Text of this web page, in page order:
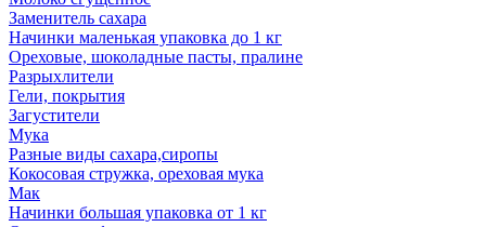
Заменитель сахара
Начинки маленькая упаковка до 1 кг
Ореховые, шоколадные пасты, пралине
Разрыхлители
Гели, покрытия
Загустители
Мука
Разные виды сахара,сиропы
Кокосовая стружка, ореховая мука
Мак
Начинки большая упаковка от 1 кг